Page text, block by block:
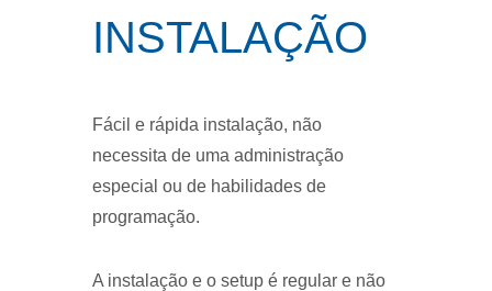
INSTALAÇÃO
Fácil e rápida instalação, não
necessita de uma administração
especial ou de habilidades de
programação.
A instalação e o setup é regular e não